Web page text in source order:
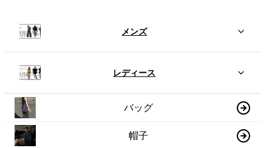
メンズ
レディース
バッグ
帽子